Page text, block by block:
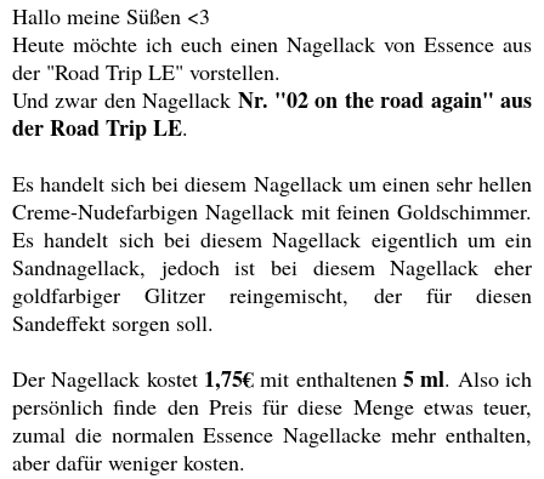
Hallo meine Süßen <3
Heute möchte ich euch einen Nagellack von Essence aus
der "Road Trip LE" vorstellen.
Und zwar den Nagellack Nr. "02 on the road again" aus
der Road Trip LE.
Es handelt sich bei diesem Nagellack um einen sehr hellen
Creme-Nudefarbigen Nagellack mit feinen Goldschimmer.
Es handelt sich bei diesem Nagellack eigentlich um ein
Sandnagellack, jedoch ist bei diesem Nagellack eher
goldfarbiger Glitzer reingemischt, der für diesen
Sandeffekt sorgen soll.
Der Nagellack kostet 1,75€mit enthaltenen5 ml. Also ich
persönlich finde den Preis für diese Menge etwas teuer,
zumal die normalen Essence Nagellacke mehr enthalten,
aber dafür weniger kosten.